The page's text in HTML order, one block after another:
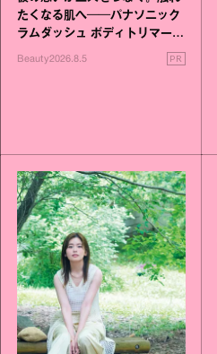
たくなる肌へ──パナソニック
ラムダッシュ ボディトリマーが
Beauty2026.8.5 PR